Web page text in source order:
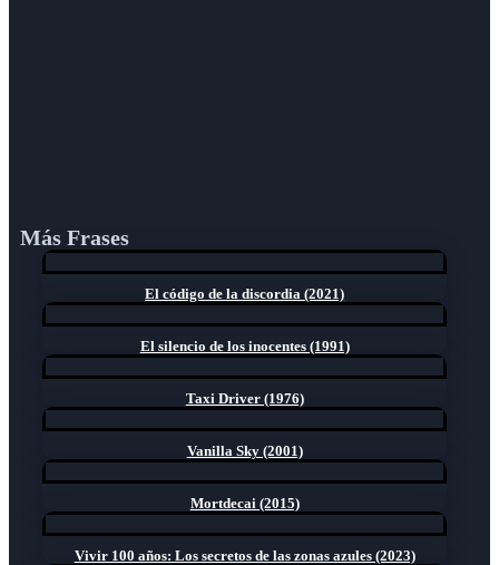
Más Frases
El código de la discordia (2021)
El silencio de los inocentes (1991)
Taxi Driver (1976)
Vanilla Sky (2001)
Mortdecai (2015)
Vivir 100 años: Los secretos de las zonas azules (2023)